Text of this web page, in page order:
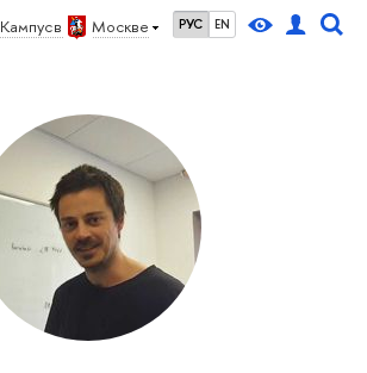
Кампус в Москве РУС EN